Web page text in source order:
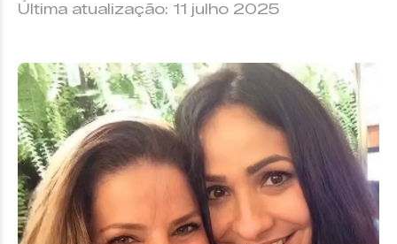
Última atualização: 11 julho 2025